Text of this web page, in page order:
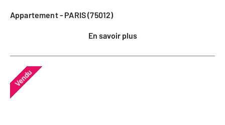
Appartement - PARIS (75012)
En savoir plus
Vendu